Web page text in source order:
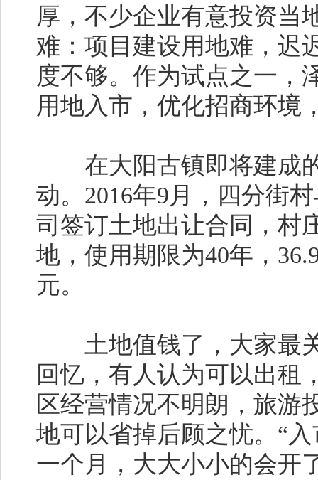
厚，不少企业有意投资当
难：项目建设用地难，迟
度不够。作为试点之一，
用地入市，优化招商环境
在大阳古镇即将建成的
动。2016年9月，四分街
司签订土地出让合同，村
地，使用期限为40年，
元。
土地值钱了，大家最关
回忆，有人认为可以出租
区经营情况不明朗，旅游
地可以省掉后顾之忧。“
一个月，大大小小的会开